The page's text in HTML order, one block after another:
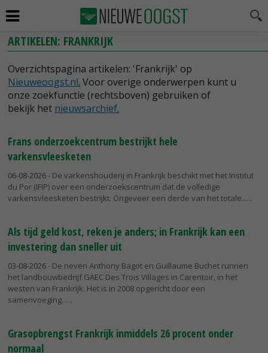
ARTIKELEN: FRANKRIJK
Overzichtspagina artikelen: 'Frankrijk' op
Nieuweoogst.nl. Voor overige onderwerpen kunt u
onze zoekfunctie (rechtsboven) gebruiken of
bekijk het nieuwsarchief.
Frans onderzoekcentrum bestrijkt hele
varkensvleesketen
06-08-2026- De varkenshouderij in Frankrijk beschikt met het Institut
du Por (IFIP) over een onderzoekscentrum dat de volledige
varkensvleesketen bestrijkt. Ongeveer een derde van het totale...
Als tijd geld kost, reken je anders; in Frankrijk kan een
investering dan sneller uit
03-08-2026- De neven Anthony Bagot en Guillaume Buchet runnen
het landbouwbedrijf GAEC Des Trois Villages in Carentoir, in het
westen van Frankrijk. Het is in 2008 opgericht door een
samenvoeging...
Grasopbrengst Frankrijk inmiddels 26 procent onder
normaal